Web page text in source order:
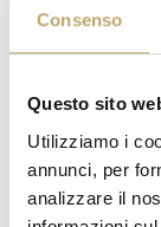
Consenso
Questo sito
Utilizziamo i
annunci, per
analizzare il
di cui
sugars /